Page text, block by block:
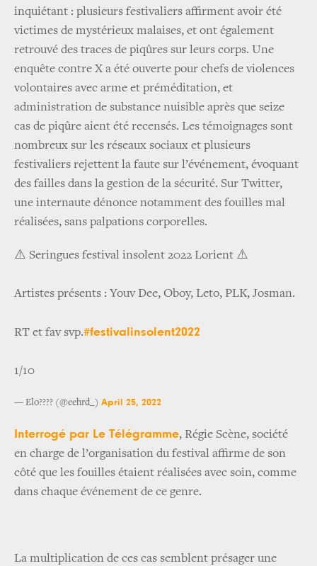
inquiétant : plusieurs festivaliers affirment avoir été
victimes de mystérieux malaises, et ont également
retrouvé des traces de piqûres sur leurs corps. Une
enquête contre X a été ouverte pour chefs de violences
volontaires avec arme et préméditation, et
administration de substance nuisible après que seize
cas de piqûre aient été recensés. Les témoignages sont
nombreux sur les réseaux sociaux et plusieurs
festivaliers rejettent la faute sur l’événement, évoquant
des failles dans la gestion de la sécurité. Sur Twitter,
une internaute dénonce notamment des fouilles mal
réalisées, sans palpations corporelles.
⚠️ Seringues festival insolent 2022 Lorient ⚠️
Artistes présents : Youv Dee, Oboy, Leto, PLK, Josman.
RT et fav svp.#festivalinsolent2022
1/10
— Elo???? (@eehrd_) April 25, 2022
Interrogé par Le Télégramme, Régie Scène, société
en charge de l’organisation du festival affirme de son
côté que les fouilles étaient réalisées avec soin, comme
dans chaque événement de ce genre.
La multiplication de ces cas semblent présager une